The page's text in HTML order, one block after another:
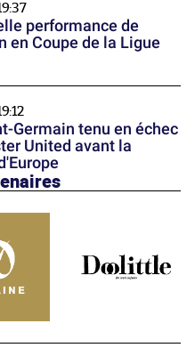
performance de
en Coupe de la Ligue
Germain tenu en échec
United avant la